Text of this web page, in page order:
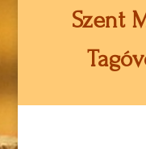
Szent